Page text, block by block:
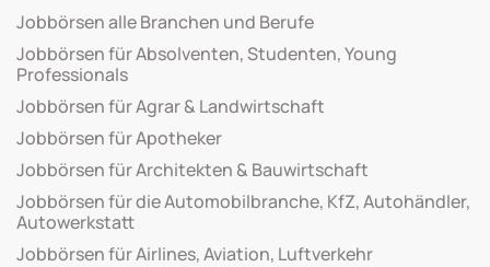
Jobbörsen alle Branchen und Berufe
Jobbörsen für Absolventen, Studenten, Young
Professionals
Jobbörsen für Agrar & Landwirtschaft
Jobbörsen für Apotheker
Jobbörsen für Architekten & Bauwirtschaft
Jobbörsen für die Automobilbranche, KfZ, Autohändler,
Autowerkstatt
Jobbörsen für Airlines, Aviation, Luftverkehr